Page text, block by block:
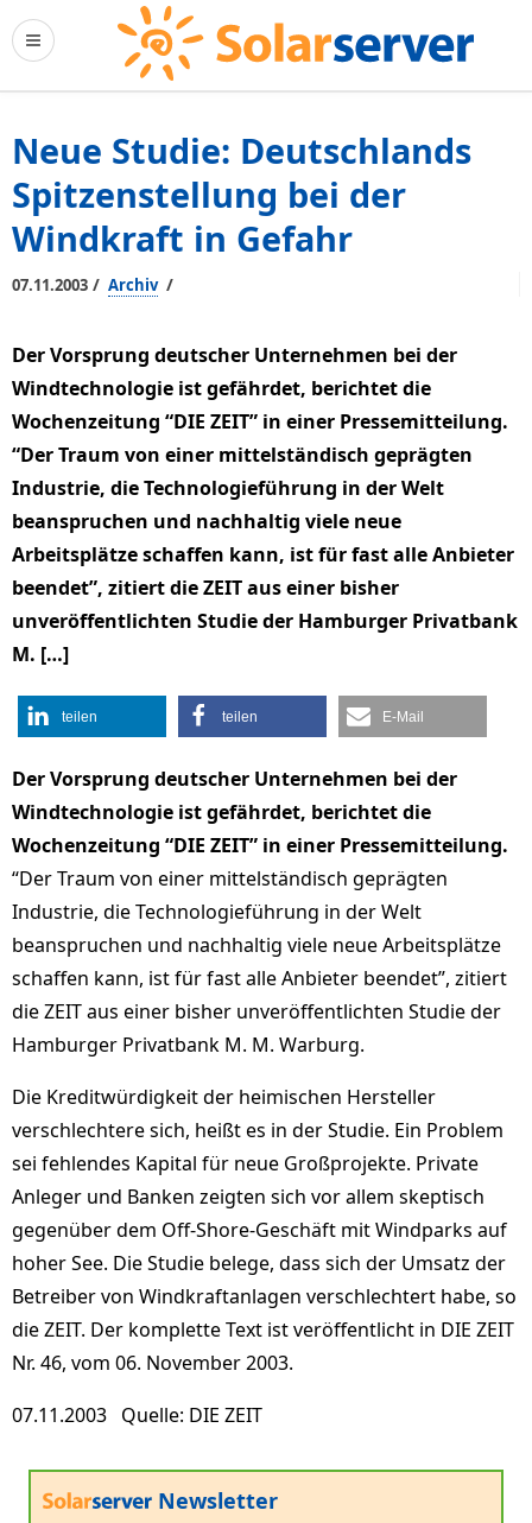
Neue Studie: Deutschlands
Spitzenstellung bei der
Windkraft in Gefahr
07.11.2003 / Archiv /
Der Vorsprung deutscher Unternehmen bei der
Windtechnologie ist gefährdet, berichtet die
Wochenzeitung “DIE ZEIT” in einer Pressemitteilung.
“Der Traum von einer mittelständisch geprägten
Industrie, die Technologieführung in der Welt
beanspruchen und nachhaltig viele neue
Arbeitsplätze schaffen kann, ist für fast alle Anbieter
beendet”, zitiert die ZEIT aus einer bisher
unveröffentlichten Studie der Hamburger Privatbank
M. […]
teilen teilen E-Mail
Der Vorsprung deutscher Unternehmen bei der
Windtechnologie ist gefährdet, berichtet die
Wochenzeitung “DIE ZEIT” in einer Pressemitteilung.
“Der Traum von einer mittelständisch geprägten
Industrie, die Technologieführung in der Welt
beanspruchen und nachhaltig viele neue Arbeitsplätze
schaffen kann, ist für fast alle Anbieter beendet”, zitiert
die ZEIT aus einer bisher unveröffentlichten Studie der
Hamburger Privatbank M. M. Warburg.
Die Kreditwürdigkeit der heimischen Hersteller
verschlechtere sich, heißt es in der Studie. Ein Problem
sei fehlendes Kapital für neue Großprojekte. Private
Anleger und Banken zeigten sich vor allem skeptisch
gegenüber dem Off-Shore-Geschäft mit Windparks auf
hoher See. Die Studie belege, dass sich der Umsatz der
Betreiber von Windkraftanlagen verschlechtert habe, so
die ZEIT. Der komplette Text ist veröffentlicht in DIE ZEIT
Nr. 46, vom 06. November 2003.
07.11.2003 Quelle: DIE ZEIT
Newsletter